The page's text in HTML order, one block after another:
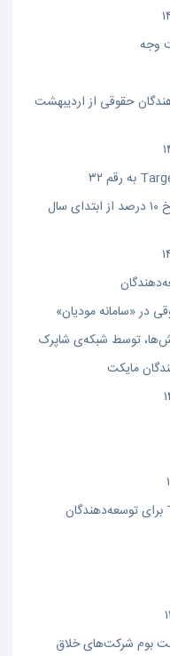
وجه
حقوقی از اردیبهشت
محاسبه مالیات بر ارزش افزوده با نرخ ۱۰ درصد از ابتدای سال
در «سامانه مودیان»
توسط شبکه‌ی شاپرک
مایکت
اعمال محدودیت‌های Target SDK برای توسعه‌دهندگان
بوم شرکت‌های خلاق